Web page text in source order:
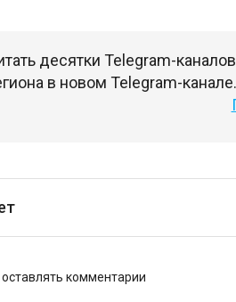
десятки Telegram-
в новом Telegram-
комментарии